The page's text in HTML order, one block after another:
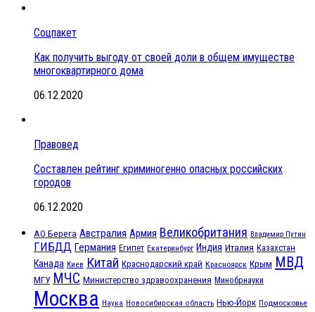
Соцпакет
Как получить выгоду от своей доли в общем имуществе
многоквартирного дома
06.12.2020
Правовед
Составлен рейтинг криминогенно опасных российских
городов
06.12.2020
АО Берега Австралия Армия Великобритания Владимир Путин
ГИБДД Германия Египет Екатеринбург Индия Италия Казахстан
Канада Киев Китай Краснодарский край Красноярск Крым МВД
МГУ МЧС Министерство здравоохранения Минобрнауки
Москва Наука Новосибирская область Нью-Йорк Подмосковье